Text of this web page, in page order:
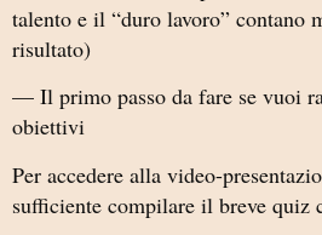
talento e il “duro lavoro” contano
risultato)
— Il primo passo da fare se vuoi
obiettivi
Per accedere alla video-
sufficiente compilare il breve quiz